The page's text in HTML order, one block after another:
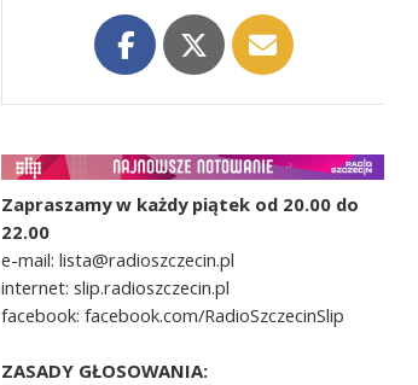
Zapraszamy w każdy piątek od 20.00 do
22.00
e-mail: lista@radioszczecin.pl
internet: slip.radioszczecin.pl
facebook: facebook.com/RadioSzczecinSlip
ZASADY GŁOSOWANIA: